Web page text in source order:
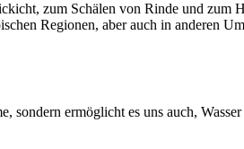
zum Schälen von Rinde und zum
Regionen, aber auch in anderen
sondern ermöglicht es uns auch,